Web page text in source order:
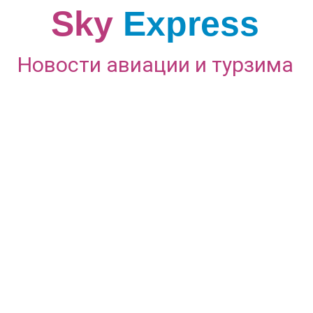
Sky Express
Новости авиации и турзима